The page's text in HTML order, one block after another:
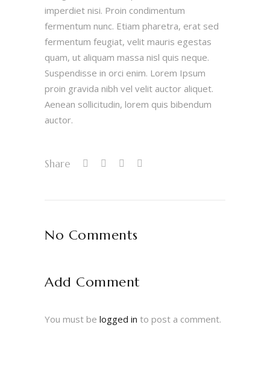
imperdiet nisi. Proin condimentum
fermentum nunc. Etiam pharetra, erat sed
fermentum feugiat, velit mauris egestas
quam, ut aliquam massa nisl quis neque.
Suspendisse in orci enim. Lorem Ipsum
proin gravida nibh vel velit auctor aliquet.
Aenean sollicitudin, lorem quis bibendum
auctor.
Share
No Comments
Add Comment
You must be logged in to post a comment.